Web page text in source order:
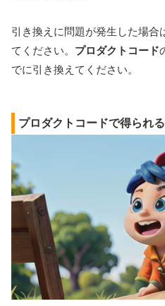
引き換えに問題が発生した場合
てください。 プロダクトコード
でに引き換えてください。
プロダクトコードで得られ